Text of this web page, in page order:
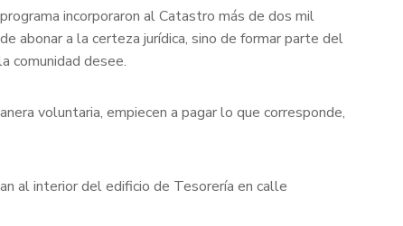
incorporaron al Catastro más de dos mil
abonar a la certeza jurídica, sino de formar parte del
comunidad desee.
voluntaria, empiecen a pagar lo que corresponde,
al interior del edificio de Tesorería en calle